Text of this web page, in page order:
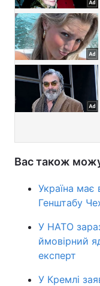
Вас також
Україна
Генштабу
У НАТО
ймовірний
експерт
У Кремлі